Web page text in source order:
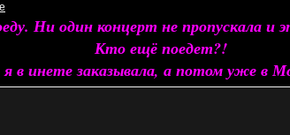
Ни один концерт не пропускала и
Кто ещё поедет?!
в инете заказывала, а потом уже в